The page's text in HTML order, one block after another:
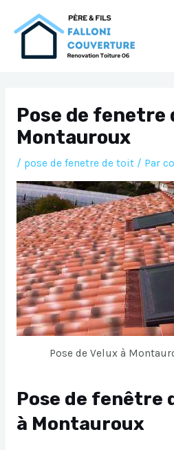
Pose de fenetre
Montauroux
/ pose de fenetre de toit/ Par
Pose de Velux à
Pose de fenêtre
à Montauroux